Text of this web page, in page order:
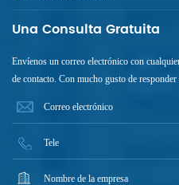
Una Consulta Gratuita
Envíenos un correo electrónico con
de contacto. Con mucho gusto de responder